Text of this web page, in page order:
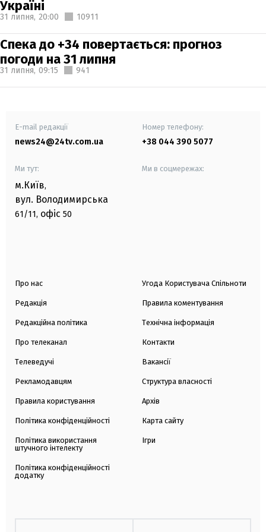
Україні
31 липня, 20:00 10911
Спека до +34 повертається: прогноз
погоди на 31 липня
31 липня, 09:15 941
E-mail редакції
news24@24tv.com.ua
Номер телефону:
+38 044 390 5077
Ми тут:
м.Київ,
вул. Володимирська
61/11, офіс 50
Ми в соцмережах:
Про нас
Редакція
Редакційна політика
Про телеканал
Телеведучі
Рекламодавцям
Правила користування
Політика конфіденційності
Політика використання
штучного інтелекту
Політика конфіденційності
додатку
Угода Користувача Спільноти
Правила коментування
Технічна інформація
Контакти
Вакансії
Структура власності
Архів
Карта сайту
Ігри